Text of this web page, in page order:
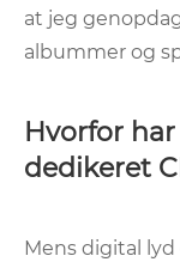
at jeg
albummer og
Hvorfor
dedikeret
Mens digital lyd